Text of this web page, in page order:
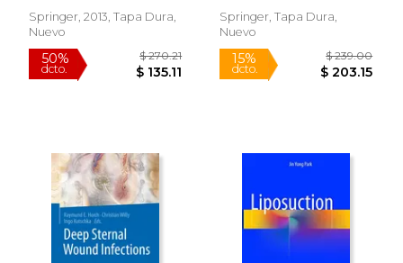
Springer, 2013, Tapa Dura,
Nuevo
Springer, Tapa Dura,
Nuevo